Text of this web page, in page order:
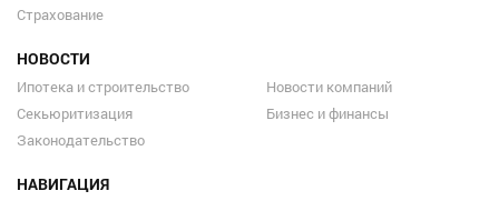
Страхование
НОВОСТИ
Ипотека и строительство
Секьюритизация
Законодательство
Новости компаний
Бизнес и финансы
НАВИГАЦИЯ